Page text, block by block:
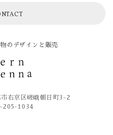
のデザインと販売
右京区嵯峨朝日町3-2
205-1034